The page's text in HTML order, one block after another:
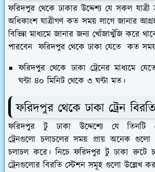
ফরিদপুর থেকে ঢাকার উদ্দেশ্য যে সকল
অধিকাংশ যাত্রীগণ কত সময় লাগে জানার
বিভিন্ন মাধ্যমে জানার জন্য খোঁজাখুঁজি করে
পারবেন ফরিদপুর থেকে ঢাকা যেতে কত
ফরিদপুর থেকে ঢাকা ট্রেনের মাধ্যমে
ঘন্টা ৪০ মিনিট থেকে ৩ ঘন্টা মত।
ফরিদপুর থেকে ঢাকা ট্রেন
ফরিদপুর টু ঢাকা উদ্দেশ্যে যে তিনটি
ট্রেনগুলো চলাচলের সময় প্রায় অনেক গুলো
চলাচল করে। নিচে ফরিদপুর টু ঢাকা রুটে
ট্রেনগুলোর বিরতি স্টেশন সমূহ গুলো উল্লেখ